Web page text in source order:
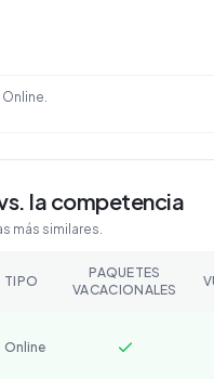
la competencia
más similares.
TIPO
PAQUETES
VACACIONALES
Online